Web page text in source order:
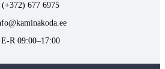
(+372) 677 6975
E-R 09:00–17:00